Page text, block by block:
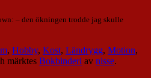
– den ökningen trodde jag skulle
, Hobby, Kost, Ländrygg, Motion,
märktes Bokbinderi av nisse.